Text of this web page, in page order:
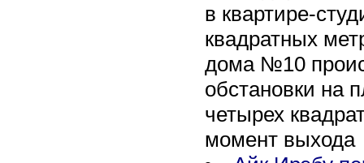
в квартире-
квадратных
дома №10
обстановки на
четырех
момент выхода